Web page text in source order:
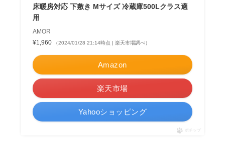
床暖房対応 下敷き Mサイズ 冷蔵庫500Lクラス適
用
AMOR
¥1,960
（2024/01/28 21:14時点 | 楽天市場調べ）
Amazon
楽天市場
Yahooショッピング
ポチップ